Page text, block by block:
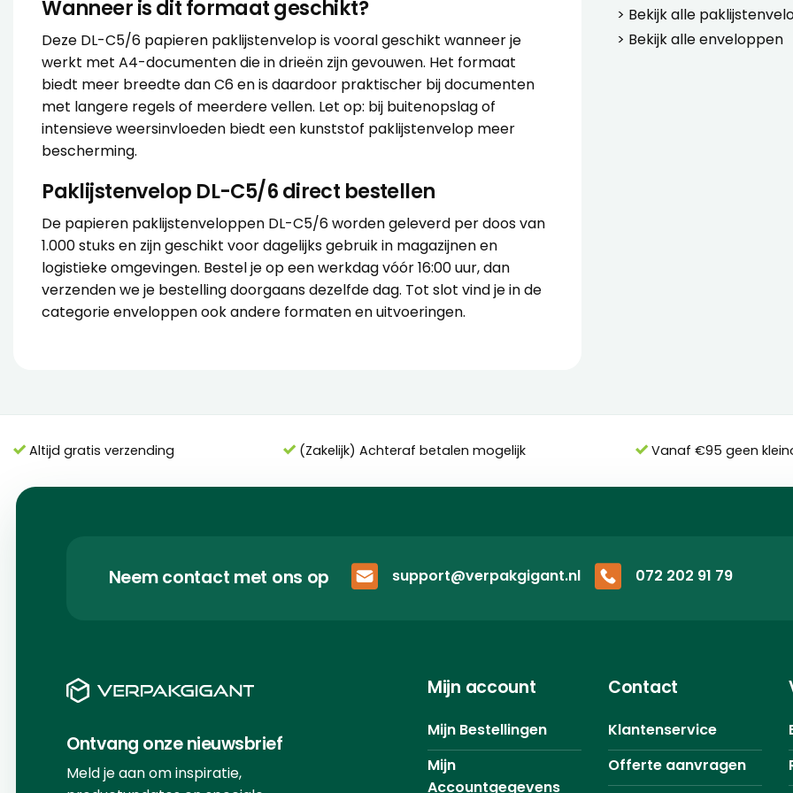
Wanneer is dit formaat geschikt?
Deze DL-C5/6 papieren paklijstenvelop is vooral geschikt wanneer je
werkt met A4-documenten die in drieën zijn gevouwen. Het formaat
biedt meer breedte dan C6 en is daardoor praktischer bij documenten
met langere regels of meerdere vellen. Let op: bij buitenopslag of
intensieve weersinvloeden biedt een kunststof paklijstenvelop meer
bescherming.
Paklijstenvelop DL-C5/6 direct bestellen
De papieren paklijstenveloppen DL-C5/6 worden geleverd per doos van
1.000 stuks en zijn geschikt voor dagelijks gebruik in magazijnen en
logistieke omgevingen. Bestel je op een werkdag vóór 16:00 uur, dan
verzenden we je bestelling doorgaans dezelfde dag. Tot slot vind je in de
categorieenveloppenook andere formaten en uitvoeringen.
> Bekijk alle
> Bekijk alleenveloppen
Altijd gratis verzending (Zakelijk) Achteraf betalen mogelijk Vanaf €95 geen
Neem contact met ons op support@verpakgigant.nl 072 202 91 79
Ontvang onze nieuwsbrief
Meld je aan om inspiratie,
Mijn account
Mijn Bestellingen
Mijn
Accountgegevens
Contact
Klantenservice
Offerte aanvragen